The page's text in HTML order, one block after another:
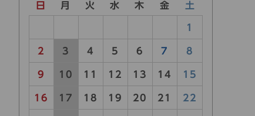
日 月 火 水 木 金 土
1
2 3 4 5 6 7 8
9 10 11 12 13 14 15
16 17 18 19 20 21 22